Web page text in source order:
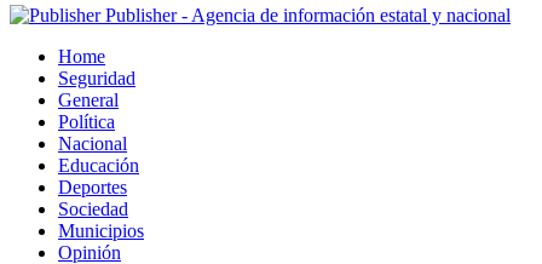
Publisher - Agencia de información estatal y nacional
Home
Seguridad
General
Política
Nacional
Educación
Deportes
Sociedad
Municipios
Opinión